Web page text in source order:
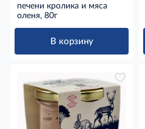
печени кролика и мяса
оленя, 80г
В корзину